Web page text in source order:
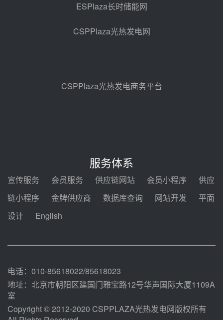
亚核阀业中标天山北麓100MW光
热发电工程EPC总承包项目熔盐截
止阀、熔盐三偏心蝶阀采购
08-05 17:15
包项目熔盐介质超声波流量计采购
08-05 17:09
电机组灵活性改造项目三元液态盐
采购合同
迪尔化工预中标华能西安热工院
2026-2029年熔盐介质框架协议
100MW光热项目机组调试及性能
ESPlaza长时储能网
CSPPlaza光热发电网
CSPPlaza光热发电商务平台
服务体系
宣传服务 会员服务 供应链网站 会员小程序
供应
链小程序
金牌供应商 数据库查询 网站开发
平面
设计
English
电话：010-85618022/85618023
地址：北京市朝阳区建国门雅宝路12号华声国际大厦1109A
室
Copyright © 2012-2020 CSPPLAZA光热发电网版权所有